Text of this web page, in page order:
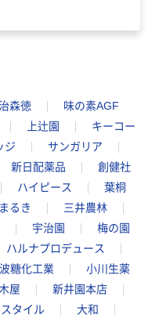
森徳
味の素AGF
上辻園
キーコー
ジ
サンガリア
新日配薬品
創健社
ハイピース
葉桐
まるき
三井農林
宇治園
梅の園
ハルナプロデュース
糖化工業
小川生薬
屋
新井園本店
タイル
大和